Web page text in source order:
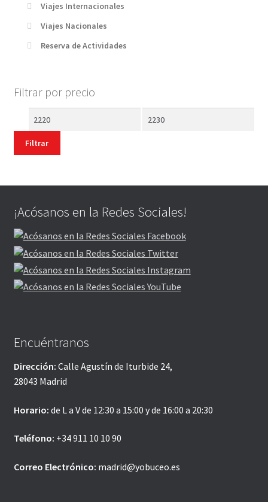
Viajes Internacionales
Viajes Nacionales
Reserva de Actividades
Filtrar por precio
Precio
Precio
Filtrar
¡Acósanos en la Redes Sociales!
Encuéntranos
Dirección: Calle Agustín de Iturbide 24,
28043 Madrid
Horario: de L a V de 12:30 a 15:00 y de 16:00 a 20:30
Teléfono: +34 911 10 10 90
Correo Electrónico: madrid@yobuceo.es